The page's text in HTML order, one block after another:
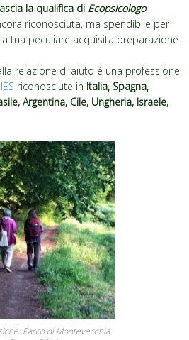
la qualifica di Ecopsicologo,
riconosciuta, ma spendibile per
tua peculiare acquisita preparazione.
relazione di aiuto è una professione
riconosciute in Italia, Spagna,
Argentina, Cile, Ungheria, Israele,
Parco di Montevecchia